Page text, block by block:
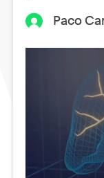
Paco